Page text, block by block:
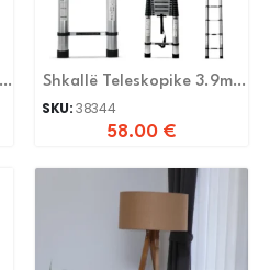
Shkallë Teleskopike 3.9m
Lc3.9
SKU:38344
58.00 €